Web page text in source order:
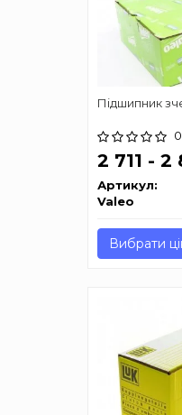
Підшипник
2 711 - 2
Артикул:
Valeo
Вибрати